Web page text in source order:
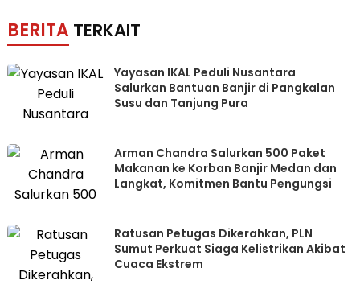
BERITA TERKAIT
Yayasan IKAL Peduli Nusantara
Salurkan Bantuan Banjir di Pangkalan
Susu dan Tanjung Pura
Arman Chandra Salurkan 500 Paket
Makanan ke Korban Banjir Medan dan
Langkat, Komitmen Bantu Pengungsi
Ratusan Petugas Dikerahkan, PLN
Sumut Perkuat Siaga Kelistrikan Akibat
Cuaca Ekstrem